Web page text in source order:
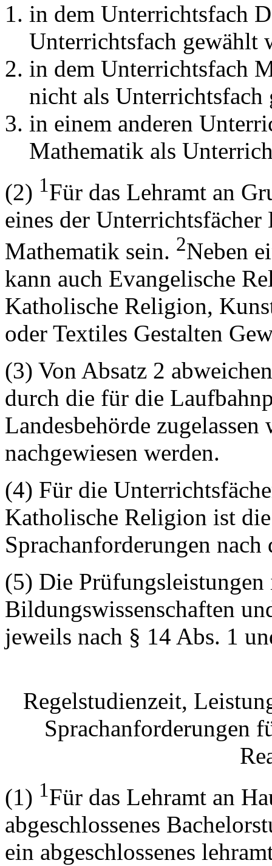
in dem Unterrichtsfach
Unterrichtsfach gewählt
in dem Unterrichtsfach
nicht als
in einem anderen
Mathematik als
(2) 1Für das Lehramt an
eines der
Mathematik sein. 2Neben
kann auch Evangelische
Katholische Religion,
oder Textiles Gestalten
(3) Von Absatz 2
durch die für die
Landesbehörde
nachgewiesen werden.
(4) Für die
Katholische Religion ist
Sprachanforderungen
(5) Die
Bildungswissenschaften
jeweils nach § 14 Abs. 1
Regelstudienzeit,
Sprachanforderungen
(1) 1Für das Lehramt an
abgeschlossenes
ein abgeschlossenes